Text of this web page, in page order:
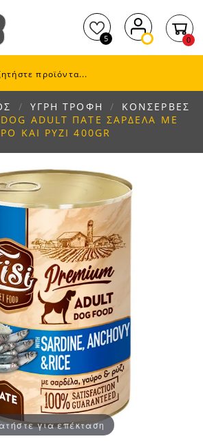
5 0
ΥΓΡΗ ΤΡΟΦΗ
ΚΟΝΣΕΡΒΕΣ
ADULT ΠΑΤΕ ΣΑΡΔΕΛΑ ΜΕ
ΚΑΙ ΡΥΖΙ 400GR
για επέκταση